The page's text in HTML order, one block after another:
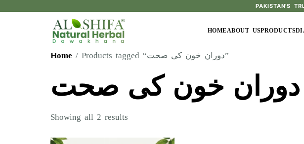
PAKISTAN'S
HOMEABOUT USPRODUCTS
Home / Products tagged “دوران خون کی صحت”
دوران خون کی صحت
Showing all 2 results